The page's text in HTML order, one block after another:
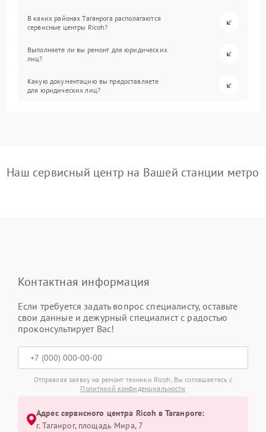
В каких районах Таганрога располагаются
сервисные центры Ricoh?
Выполняете ли вы ремонт для юридических
лиц?
Какую документацию вы предоставляете
для юридических лиц?
Наш сервисный центр на Вашей станции метро
Контактная информация
Если требуется задать вопрос специалисту, оставьте
свои данные и дежурный специалист с радостью
проконсультирует Вас!
Отправляя заявку на ремонт техники Ricoh, Вы соглашаетесь с
Политикой конфиденциальности
Адрес сервисного центра Ricoh в Таганроге:
г. Таганрог, площадь Мира, 7